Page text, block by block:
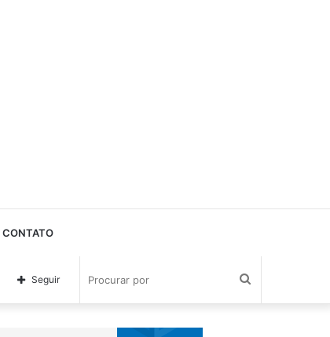
CONTATO
Seguir